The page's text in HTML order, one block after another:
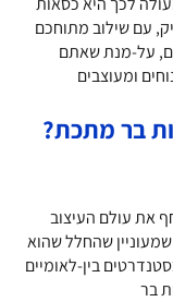
עם שילוב מתוחכם
על-מנת שאתם
ומעוצבים
?למה דווקא כסאות בר מתכת
את עולם העיצוב
שהחלל שהוא
בין-לאומיים
בר